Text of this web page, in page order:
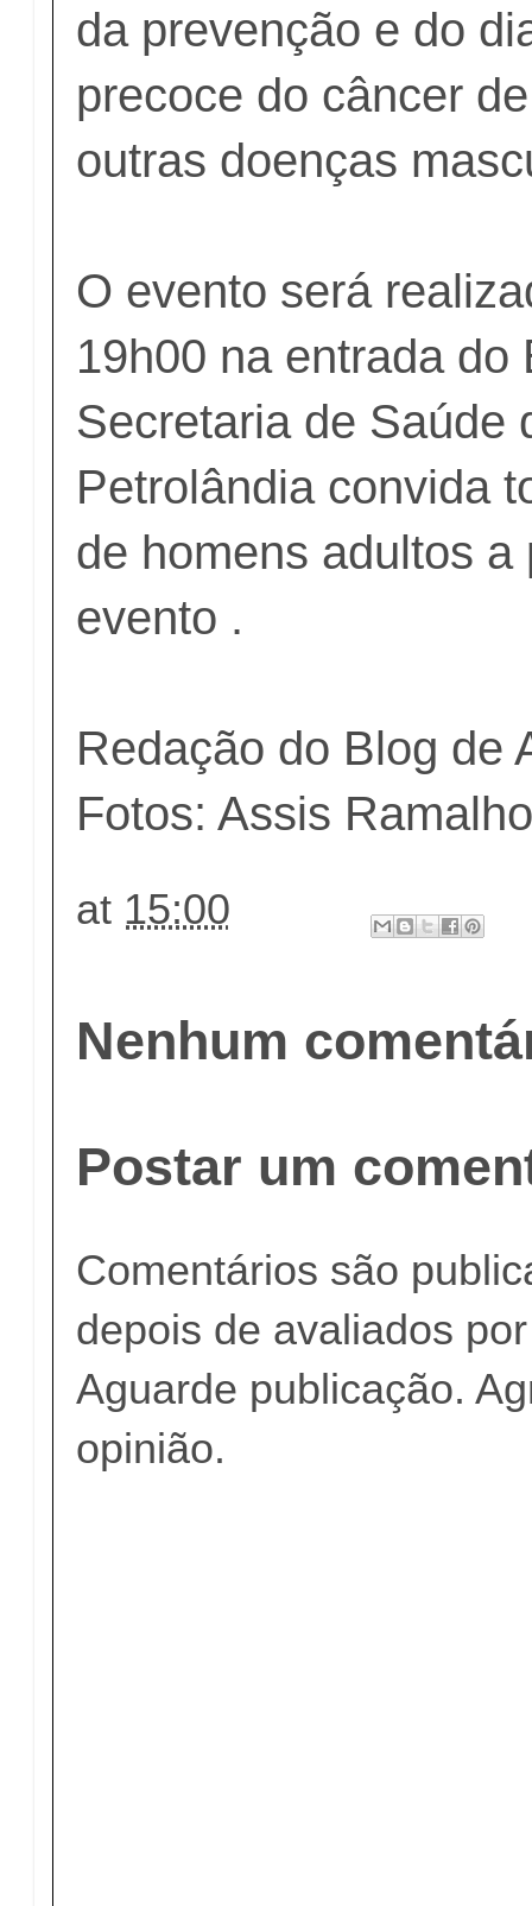
da prevenção e do
precoce do câncer
outras doenças
O evento será
19h00 na entrada do
Secretaria de Saúde
Petrolândia convida
de homens adultos a
evento .
Redação do Blog de
Fotos: Assis
at 15:00
Nenhum
Postar um
Comentários são
depois de avaliados
Aguarde publicação.
opinião.